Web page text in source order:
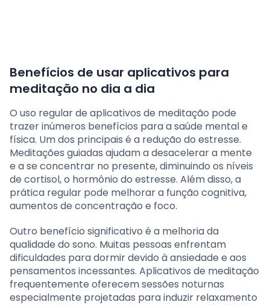
Benefícios de usar aplicativos para
meditação no dia a dia
O uso regular de aplicativos de meditação pode
trazer inúmeros benefícios para a saúde mental e
física. Um dos principais é a redução do estresse.
Meditações guiadas ajudam a desacelerar a mente
e a se concentrar no presente, diminuindo os níveis
de cortisol, o hormônio do estresse. Além disso, a
prática regular pode melhorar a função cognitiva,
aumentos de concentração e foco.
Outro benefício significativo é a melhoria da
qualidade do sono. Muitas pessoas enfrentam
dificuldades para dormir devido à ansiedade e aos
pensamentos incessantes. Aplicativos de meditação
frequentemente oferecem sessões noturnas
especialmente projetadas para induzir relaxamento